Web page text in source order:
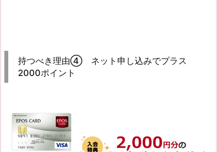
持つべき理由④ ネット申し込みでプラス
2000ポイント